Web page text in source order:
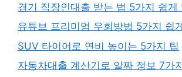
경기 직장인대출 받는 법 5가지 쉽게
유튜브 프리미엄 우회방법 5가지 쉽
SUV 타이어로 연비 높이는 5가지 팁
자동차대출 계산기로 알짜 정보 7가